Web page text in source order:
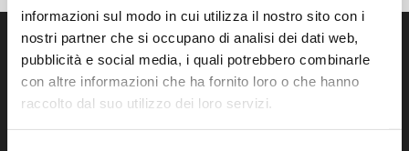
informazioni sul modo in cui utilizza il nostro sito con i
nostri partner che si occupano di analisi dei dati web,
pubblicità e social media, i quali potrebbero combinarle
con altre informazioni che ha fornito loro o che hanno
raccolto dal suo utilizzo dei loro servizi.
PREVIOUS POST
schülke and AM Instruments Join Forces to Shape the Future of Life Sciences